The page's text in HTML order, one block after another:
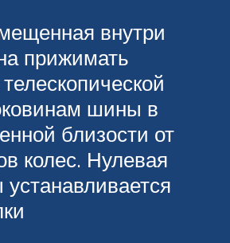
внутри
прижимать
шины в
близости от
колес. Нулевая